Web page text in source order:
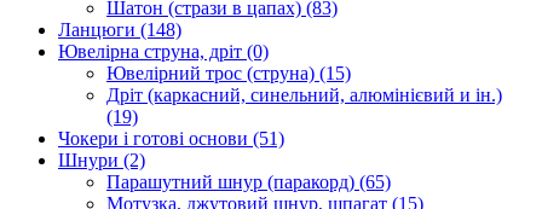
Шатон (стрази в цапах) (83)
Ланцюги (148)
Ювелірна струна, дріт (0)
Ювелірний трос (струна) (15)
Дріт (каркасний, синельний, алюмінієвий и ін.)
(19)
Чокери і готові основи (51)
Шнури (2)
Парашутний шнур (паракорд) (65)
Мотузка, джутовий шнур, шпагат (15)